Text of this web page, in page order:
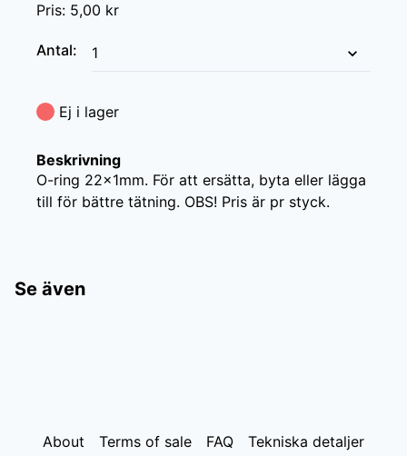
Pris: 5,00 kr
Antal:
Ej i lager
Beskrivning
O-ring 22x1mm. För att ersätta, byta eller lägga
till för bättre tätning. OBS! Pris är pr styck.
Se även
About Terms of sale FAQ Tekniska detaljer